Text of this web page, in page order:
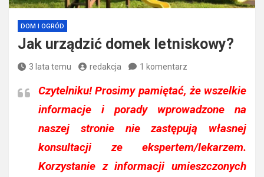
DOM I OGRÓD
Jak urządzić domek letniskowy?
3 lata temu redakcja 1 komentarz
Czytelniku!Prosimy pamiętać, że wszelkie
informacje i porady wprowadzone na
naszej stronie nie zastępują własnej
konsultacji ze ekspertem/lekarzem.
Korzystanie z informacji umieszczonych